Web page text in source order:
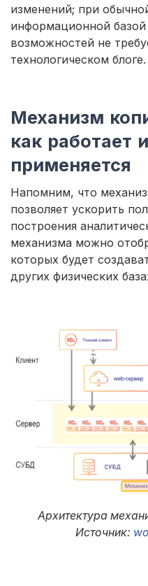
изменений; при
информационной
возможностей не
технологическом блоге.
Механизм
как работает
применяется
Напомним, что
позволяет ускорить
построения
механизма можно
которых будет
других физических
Архитектура
Источник: